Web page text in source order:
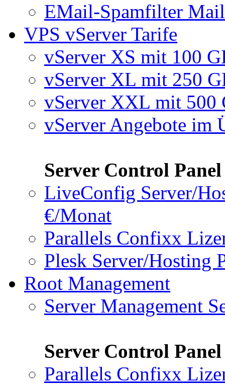
EMail-Spamfilter
VPS vServer Tarife
vServer XS mit 100
vServer XL mit 250
vServer XXL mit 500
vServer Angebote im
Server Control
LiveConfig Server/
€/Monat
Parallels Confixx
Plesk Server/Hosting
Root Management
Server Management
Server Control
Parallels Confixx